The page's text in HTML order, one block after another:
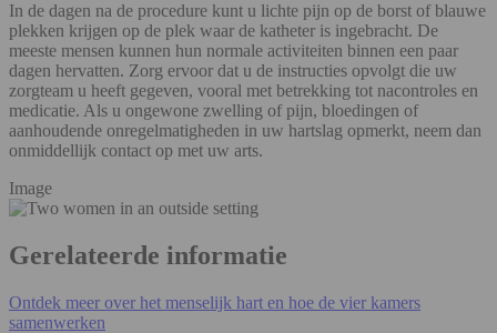
In de dagen na de procedure kunt u lichte pijn op de borst of blauwe
plekken krijgen op de plek waar de katheter is ingebracht. De
meeste mensen kunnen hun normale activiteiten binnen een paar
dagen hervatten. Zorg ervoor dat u de instructies opvolgt die uw
zorgteam u heeft gegeven, vooral met betrekking tot nacontroles en
medicatie. Als u ongewone zwelling of pijn, bloedingen of
aanhoudende onregelmatigheden in uw hartslag opmerkt, neem dan
onmiddellijk contact op met uw arts.
Image
Gerelateerde informatie
Ontdek meer over het menselijk hart en hoe de vier kamers
samenwerken